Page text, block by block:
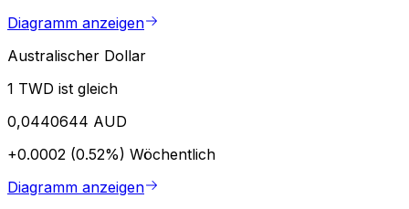
Diagramm anzeigen
Australischer Dollar
1 TWD ist gleich
0,0440644 AUD
+0.0002 (0.52%) Wöchentlich
Diagramm anzeigen